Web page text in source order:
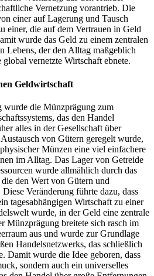
Vernetzung vorantrieb. Die
einer auf Lagerung und Tausch
einer, die auf dem Vertrauen in Geld
wurde das Geld zu einem zentralen
Lebens, der den Alltag maßgeblich
vernetzte Wirtschaft ebnete.
Geldwirtschaft
die Münzprägung zum
das den Handel
alles in der Gesellschaft über
von Gütern geregelt wurde,
Münzen eine viel einfachere
im Alltag. Das Lager von Getreide
wurde allmählich durch das
den Wert von Gütern und
Veränderung führte dazu, dass
tagesabhängigen Wirtschaft zu einer
wurde, in der Geld eine zentrale
Münzprägung breitete sich rasch im
aus und wurde zur Grundlage
Handelsnetzwerks, das schließlich
Damit wurde die Idee geboren, dass
sondern auch ein universelles